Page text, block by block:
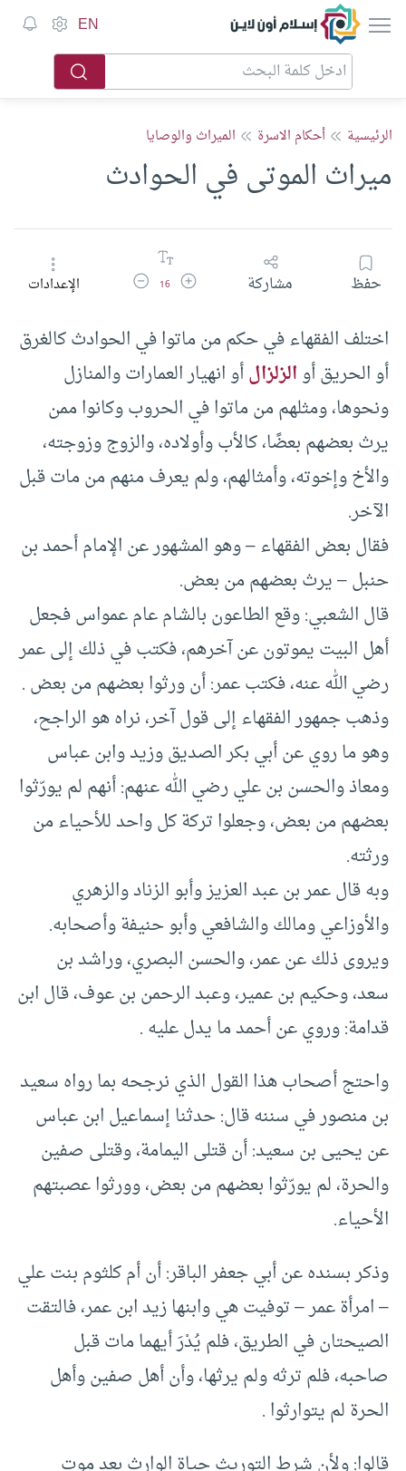
إسلام أون لاين EN
الرئيسية أحكام الاسرة الميراث والوصايا
ميراث الموتى في الحوادث
حفظ مشاركة زيادة حجم الخط
16 تقليل حجم الخطالإعدادات
اختلف الفقهاء في حكم من ماتوا في الحوادث كالغرق
أو الحريق أوالزلزالأو انهيار العمارات والمنازل
ونحوها، ومثلهم من ماتوا في الحروب وكانوا ممن
يرث بعضهم بعضًا، كالأب وأولاده، والزوج وزوجته،
والأخ وإخوته، وأمثالهم، ولم يعرف منهم من مات قبل
الآخر.
فقال بعض الفقهاء – وهو المشهور عن الإمام أحمد بن
حنبل – يرث بعضهم من بعض.
قال الشعبي: وقع الطاعون بالشام عام عمواس فجعل
أهل البيت يموتون عن آخرهم، فكتب في ذلك إلى عمر
رضي الله عنه، فكتب عمر: أن ورثوا بعضهم من بعض .
وذهب جمهور الفقهاء إلى قول آخر، نراه هو الراجح،
وهو ما روي عن أبي بكر الصديق وزيد وابن عباس
ومعاذ والحسن بن علي رضي الله عنهم: أنهم لم يورّثوا
بعضهم من بعض، وجعلوا تركة كل واحد للأحياء من
ورثته.
وبه قال عمر بن عبد العزيز وأبو الزناد والزهري
والأوزاعي ومالك والشافعي وأبو حنيفة وأصحابه.
ويروى ذلك عن عمر، والحسن البصري، وراشد بن
سعد، وحكيم بن عمير، وعبد الرحمن بن عوف، قال ابن
قدامة: وروي عن أحمد ما يدل عليه .
واحتج أصحاب هذا القول الذي نرجحه بما رواه سعيد
بن منصور في سننه قال: حدثنا إسماعيل ابن عباس
عن يحيى بن سعيد: أن قتلى اليمامة، وقتلى صفين
والحرة، لم يورّثوا بعضهم من بعض، وورثوا عصبتهم
الأحياء.
وذكر بسنده عن أبي جعفر الباقر: أن أم كلثوم بنت علي
– امرأة عمر – توفيت هي وابنها زيد ابن عمر، فالتقت
الصيحتان في الطريق، فلم يُدْرَ أيهما مات قبل
صاحبه، فلم ترثه ولم يرثها، وأن أهل صفين وأهل
الحرة لم يتوارثوا .